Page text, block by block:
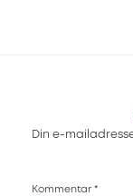
Din e-
Kommentar *